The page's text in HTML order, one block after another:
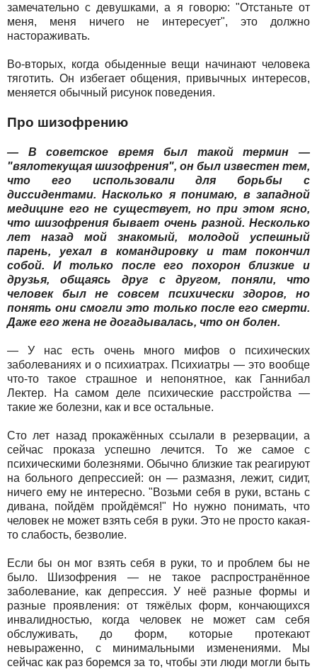
замечательно с девушками, а я говорю: "Отстаньте от
меня, меня ничего не интересует", это должно
настораживать.
Во-вторых, когда обыденные вещи начинают человека
тяготить. Он избегает общения, привычных интересов,
меняется обычный рисунок поведения.
Про шизофрению
— В советское время был такой термин —
"вялотекущая шизофрения", он был известен тем,
что его использовали для борьбы с
диссидентами. Насколько я понимаю, в западной
медицине его не существует, но при этом ясно,
что шизофрения бывает очень разной. Несколько
лет назад мой знакомый, молодой успешный
парень, уехал в командировку и там покончил
собой. И только после его похорон близкие и
друзья, общаясь друг с другом, поняли, что
человек был не совсем психически здоров, но
понять они смогли это только после его смерти.
Даже его жена не догадывалась, что он болен.
— У нас есть очень много мифов о психических
заболеваниях и о психиатрах. Психиатры — это вообще
что-то такое страшное и непонятное, как Ганнибал
Лектер. На самом деле психические расстройства —
такие же болезни, как и все остальные.
Сто лет назад прокажённых ссылали в резервации, а
сейчас проказа успешно лечится. То же самое с
психическими болезнями. Обычно близкие так реагируют
на больного депрессией: он — размазня, лежит, сидит,
ничего ему не интересно. "Возьми себя в руки, встань с
дивана, пойдём пройдёмся!" Но нужно понимать, что
человек не может взять себя в руки. Это не просто какая-
то слабость, безволие.
Если бы он мог взять себя в руки, то и проблем бы не
было. Шизофрения — не такое распространённое
заболевание, как депрессия. У неё разные формы и
разные проявления: от тяжёлых форм, кончающихся
инвалидностью, когда человек не может сам себя
обслуживать, до форм, которые протекают
невыраженно, с минимальными изменениями. Мы
сейчас как раз боремся за то, чтобы эти люди могли быть